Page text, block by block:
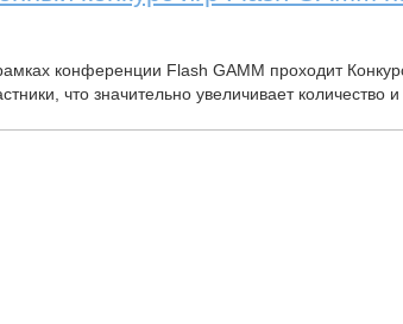
конференции Flash GAMM проходит
что значительно увеличивает количество и